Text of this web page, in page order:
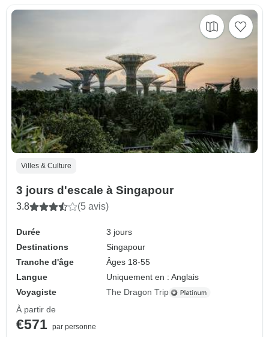
Villes & Culture
3 jours d'escale à Singapour
3.8 (5 avis)
Durée
3 jours
Destinations
Singapour
Tranche d'âge
Âges 18-55
Langue
Uniquement en : Anglais
Voyagiste
The Dragon Trip
À partir de
€571 par personne